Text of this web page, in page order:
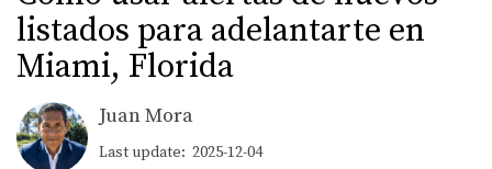
listados para adelantarte en
Miami, Florida
Juan Mora
Last update: 2025-12-04